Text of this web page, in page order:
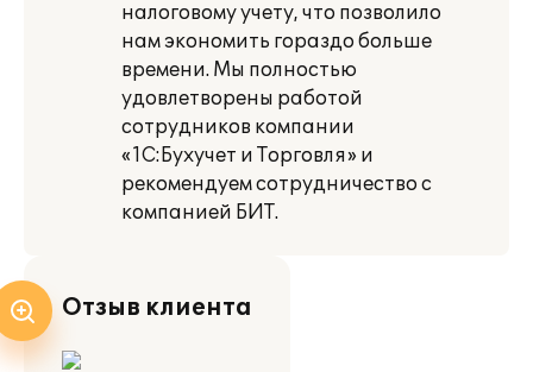
налоговому учету, что позволило
нам экономить гораздо больше
времени. Мы полностью
удовлетворены работой
сотрудников компании
«1С:Бухучет и Торговля» и
рекомендуем сотрудничество с
компанией БИТ.
Отзыв клиента